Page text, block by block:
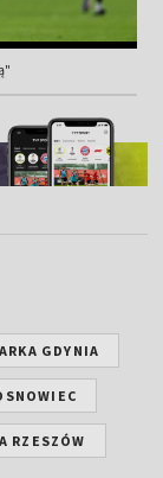
GDYNIA
RZESZÓW